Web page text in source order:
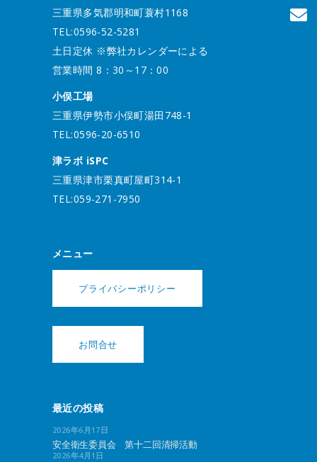
三重県多気郡明和町蓑村1168
TEL:0596-52-5281
土日定休 ※弊社カレンダーによる
営業時間 8：30～17：00
小俣工場
三重県伊勢市小俣町湯田748-1
TEL:0596-20-6510
津ラボ iSPC
三重県津市栗真町屋町314-1
TEL:059-271-7950
メニュー
プライバシーポリシー
お問合せ
最近の投稿
2026年6月17日
安全衛生委員会 第十二回清掃活動
2026年4月1日